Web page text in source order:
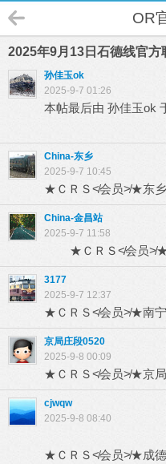
OR
2025年9月13日石德线官方
孙佳玉ok
2025-9-7 01:26
本帖最后由 孙佳玉ok
China-东乡
2025-9-7 10:45
★ＣＲＳ≮会员≯★东
China-金昌站
2025-9-7 11:58
★ＣＲＳ≮会员≯★
3177
2025-9-7 12:37
★ＣＲＳ≮会员≯★南
京局庄段0520
2025-9-8 00:09
★ＣＲＳ≮会员≯★京局
cjwqw
2025-9-8 08:40
★ＣＲＳ≮会员≯★成